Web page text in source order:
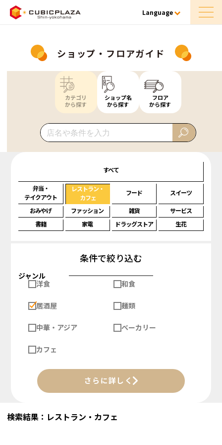
Language
ショップ・フロアガイド
カテゴリ
から探す
ショップ名
から探す
フロア
から探す
すべて
弁当・
テイクアウト
レストラン・
カフェ
フード スイーツ
おみやげ ファッション 雑貨
サービス
書籍
家電 ドラッグストア 生花
条件で絞り込む
ジャンル
洋食
和食
居酒屋 麺類
中華・アジア ベーカリー
カフェ
さらに詳しく
検索結果：レストラン・カフェ